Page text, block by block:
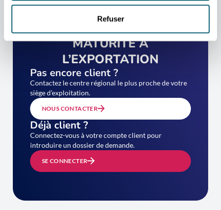
Refuser
PASSEZ VOTRE
DIAGNOSTIC DE
MATURITÉ À
L’EXPORTATION
Pas encore client ?
Contactez le centre régional le plus proche de votre
siège d’exploitation.
NOUS CONTACTER
Déjà client ?
Connectez-vous à votre compte client pour
introduire un dossier de demande.
SE CONNECTER